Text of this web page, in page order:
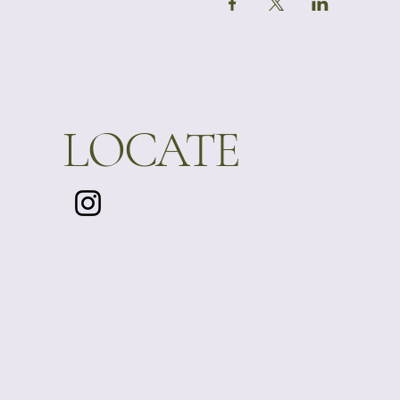
LOCATE